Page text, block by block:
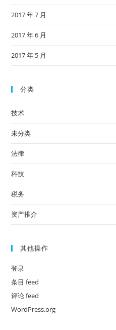
2017 年 7 月
2017 年 6 月
2017 年 5 月
分类
技术
未分类
法律
科技
税务
资产推介
其他操作
登录
条目 feed
评论 feed
WordPress.org